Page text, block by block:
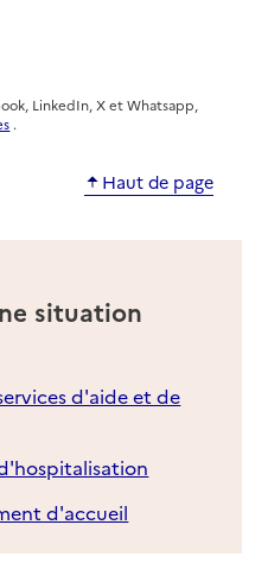
l'administration - Base de
(data.gouv.fr)
sur X
LinkedIn, X et Whatsapp,
.
Haut de page
situation
d'aide et de
d'accueil